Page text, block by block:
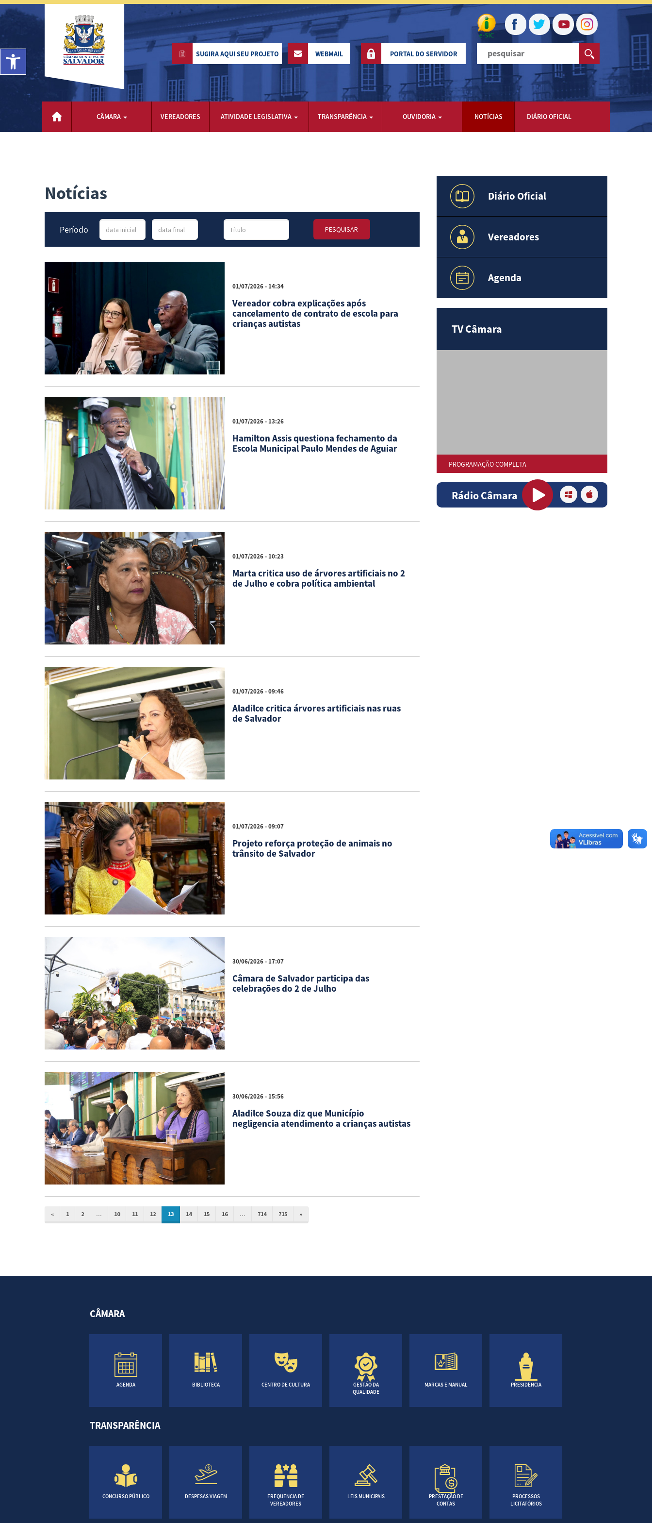
SUGIRA AQUI SEU PROJETO WEBMAIL PORTAL DO SERVIDOR
CÂMARA VEREADORES ATIVIDADE LEGISLATIVA TRANSPARÊNCIA OUVIDORIA NOTÍCIAS DIÁRIO OFICIAL
Notícias
Período PESQUISAR
01/07/2026 - 14:34
Vereador cobra explicações após
cancelamento de contrato de escola para
crianças autistas
01/07/2026 - 13:26
Hamilton Assis questiona fechamento da
Escola Municipal Paulo Mendes de Aguiar
01/07/2026 - 10:23
Marta critica uso de árvores artificiais no 2
de Julho e cobra política ambiental
01/07/2026 - 09:46
Aladilce critica árvores artificiais nas ruas
de Salvador
01/07/2026 - 09:07
Projeto reforça proteção de animais no
trânsito de Salvador
30/06/2026 - 17:07
Câmara de Salvador participa das
celebrações do 2 de Julho
30/06/2026 - 15:56
Aladilce Souza diz que Município
negligencia atendimento a crianças autistas
« 1 2 ... 10 11 12 13 14 15 16 ... 714 715 »
Diário Oficial
Vereadores
Agenda
TV Câmara
PROGRAMAÇÃO COMPLETA
Rádio Câmara
CÂMARA
AGENDA BIBLIOTECA CENTRO DE CULTURA
GESTÃO DA
QUALIDADE
MARCAS E MANUAL PRESIDÊNCIA
TRANSPARÊNCIA
CONCURSO PÚBLICO DESPESAS VIAGEM
FREQUENCIA DE
VEREADORES
LEIS MUNICIPAIS
PRESTAÇÃO DE
CONTAS
PROCESSOS
LICITATÓRIOS
Barra de Ferramentas Aberta